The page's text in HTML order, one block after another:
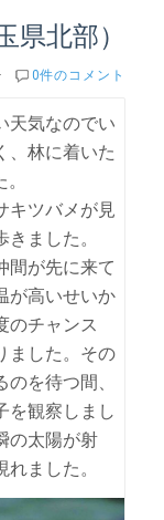
北部）
· 0件のコメント
天気なのでい
、林に着いた
キツバメが見
ました。
間が先に来て
が高いせいか
のチャンス
ました。その
を待つ間、
を観察しまし
の太陽が射
ました。